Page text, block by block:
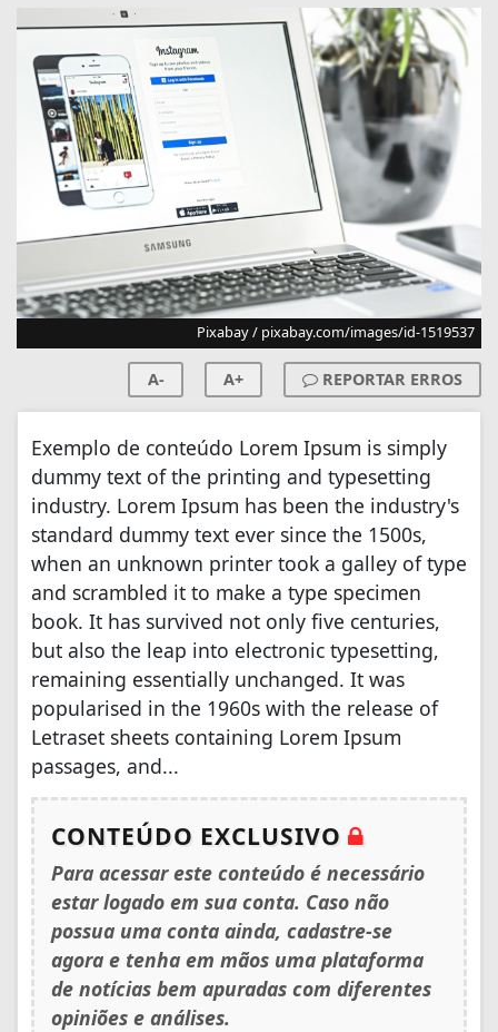
Pixabay / pixabay.com/images/id-1519537
A- A+ REPORTAR ERROS
Exemplo de conteúdo Lorem Ipsum is simply
dummy text of the printing and typesetting
industry. Lorem Ipsum has been the industry's
standard dummy text ever since the 1500s,
when an unknown printer took a galley of type
and scrambled it to make a type specimen
book. It has survived not only five centuries,
but also the leap into electronic typesetting,
remaining essentially unchanged. It was
popularised in the 1960s with the release of
Letraset sheets containing Lorem Ipsum
passages, and...
CONTEÚDO EXCLUSIVO
Para acessar este conteúdo é necessário
estar logado em sua conta. Caso não
possua uma conta ainda, cadastre-se
agora e tenha em mãos uma plataforma
de notícias bem apuradas com diferentes
opiniões e análises.